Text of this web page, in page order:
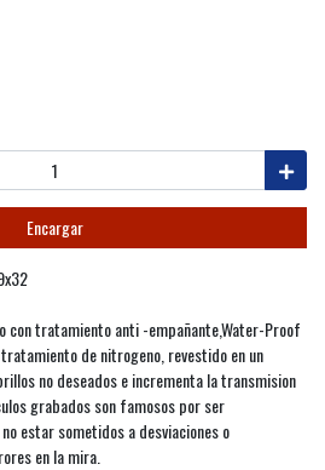
Encargar
con tratamiento anti -empañante,Water-Proof
de nitrogeno, revestido en un
no deseados e incrementa la transmision
grabados son famosos por ser
estar sometidos a desviaciones o
en la mira.